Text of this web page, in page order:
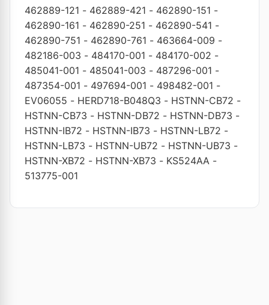
462889-121 - 462889-421 - 462890-151 -
462890-161 - 462890-251 - 462890-541 -
462890-751 - 462890-761 - 463664-009 -
482186-003 - 484170-001 - 484170-002 -
485041-001 - 485041-003 - 487296-001 -
487354-001 - 497694-001 - 498482-001 -
EV06055 - HERD718-B048Q3 - HSTNN-CB72 -
HSTNN-CB73 - HSTNN-DB72 - HSTNN-DB73 -
HSTNN-IB72 - HSTNN-IB73 - HSTNN-LB72 -
HSTNN-LB73 - HSTNN-UB72 - HSTNN-UB73 -
HSTNN-XB72 - HSTNN-XB73 - KS524AA -
513775-001